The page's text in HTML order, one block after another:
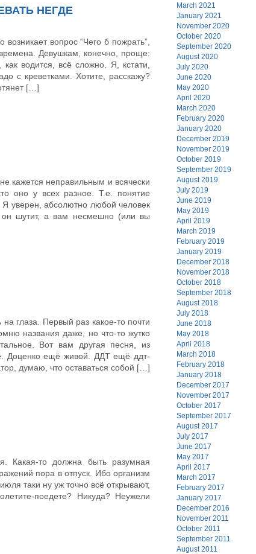
НЕГДЕ
вопрос “Чего б пожрать”,
Девушкам, конечно, проще:
водится, всё сложно. Я, кстати,
с креветками. Хотите, расскажу?
[…]
кажется неправильным и всячески
оно у всех разное. Т.е. понятие
уверен, абсолютно любой человек
он шутит, а вам несмешно (или вы
глаза. Первый раз какое-то почти
названия даже, но что-то жутко
Вот вам другая песня, из
Доценко ещё живой. ДДТ ещё ддт-
думаю, что оставаться собой […]
Какая-то должна быть разумная
пора в отпуск. Ибо организм
таки ну уж точно всё открывают,
поедете? Никуда? Неужели
March 2021
January 2021
November 2020
October 2020
September 2020
August 2020
July 2020
June 2020
May 2020
April 2020
March 2020
February 2020
January 2020
December 2019
November 2019
October 2019
September 2019
August 2019
July 2019
June 2019
May 2019
April 2019
March 2019
February 2019
January 2019
December 2018
November 2018
October 2018
September 2018
August 2018
July 2018
June 2018
May 2018
April 2018
March 2018
February 2018
January 2018
December 2017
November 2017
October 2017
September 2017
August 2017
July 2017
June 2017
May 2017
April 2017
March 2017
February 2017
January 2017
December 2016
November 2011
October 2011
September 2011
August 2011